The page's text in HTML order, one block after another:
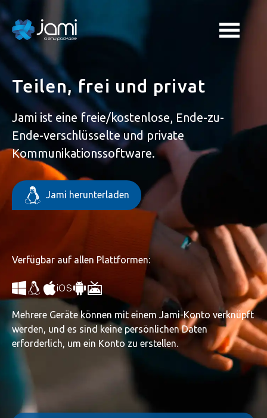
Teilen, frei und privat
Jami ist eine freie/kostenlose, Ende-zu-
Ende-verschlüsselte und private
Kommunikationssoftware.
Jami herunterladen
Verfügbar auf allen Plattformen:
Mehrere Geräte können mit einem Jami-Konto verknüpft
werden, und es sind keine persönlichen Daten
erforderlich, um ein Konto zu erstellen.